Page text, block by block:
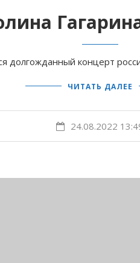
долгожданный концерт
ЧИТАТЬ ДАЛЕЕ
24.08.2022